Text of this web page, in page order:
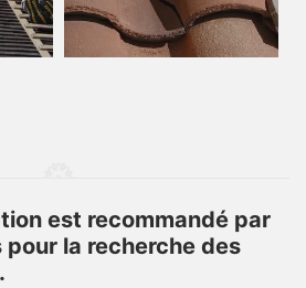
est recommandé par
la recherche des